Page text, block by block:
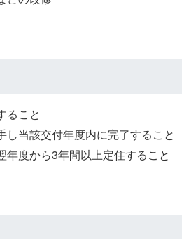
ること
当該交付年度内に完了すること
度から3年間以上定住すること